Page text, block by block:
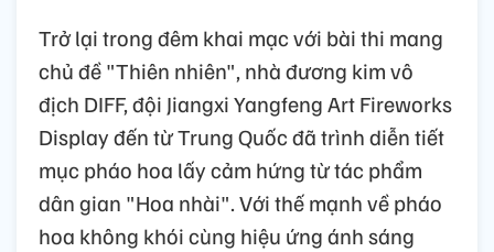
Trở lại trong đêm khai mạc với bài thi mang
chủ đề "Thiên nhiên", nhà đương kim vô
địch DIFF, đội Jiangxi Yangfeng Art Fireworks
Display đến từ Trung Quốc đã trình diễn tiết
mục pháo hoa lấy cảm hứng từ tác phẩm
dân gian "Hoa nhài". Với thế mạnh về pháo
hoa không khói cùng hiệu ứng ánh sáng